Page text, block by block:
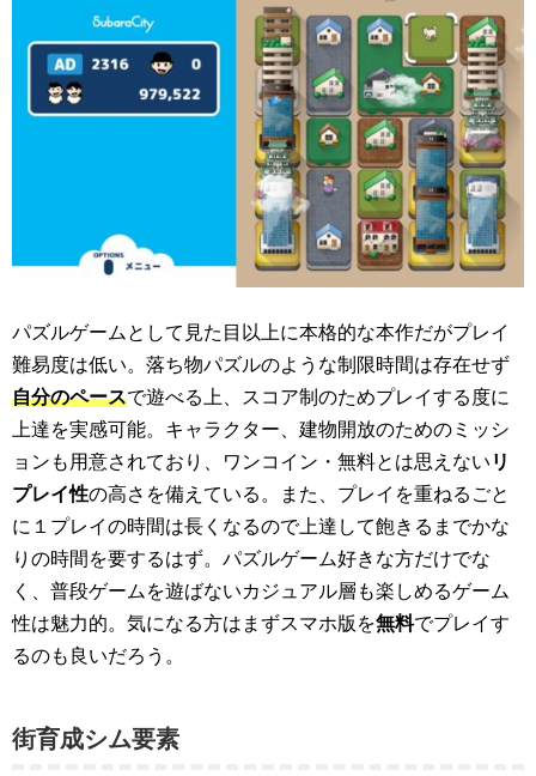
パズルゲームとして見た目以上に本格的な本作だがプレイ
難易度は低い。落ち物パズルのような制限時間は存在せず
自分のペースで遊べる上、スコア制のためプレイする度に
上達を実感可能。キャラクター、建物開放のためのミッシ
ョンも用意されており、ワンコイン・無料とは思えない リ
プレイ性の高さを備えている。また、プレイを重ねるごと
に１プレイの時間は長くなるので上達して飽きるまでかな
りの時間を要するはず。パズルゲーム好きな方だけでな
く、普段ゲームを遊ばないカジュアル層も楽しめるゲーム
性は魅力的。気になる方はまずスマホ版を無料でプレイす
るのも良いだろう。
街育成シム要素